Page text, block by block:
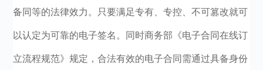
备同等的法律效力。只要满足专有、专控、不可篡改就可
以认定为可靠的电子签名。同时商务部《电子合同在线订
立流程规范》规定，合法有效的电子合同需通过具备身份